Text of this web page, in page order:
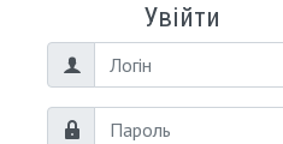
Увійти
Логін
Пароль